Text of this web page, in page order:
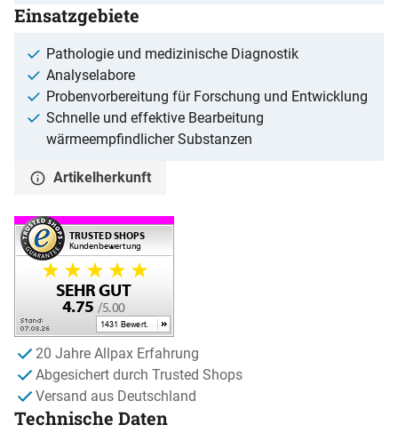
Einsatzgebiete
Pathologie und medizinische Diagnostik
Analyselabore
Probenvorbereitung für Forschung und Entwicklung
Schnelle und effektive Bearbeitung
wärmeempfindlicher Substanzen
Artikelherkunft
20 Jahre Allpax Erfahrung
Abgesichert durch Trusted Shops
Versand aus Deutschland
Technische Daten